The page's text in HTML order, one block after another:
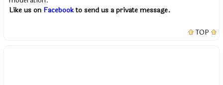
Like us on Facebookto send us a private message.
TOP